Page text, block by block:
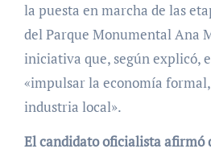
la puesta en marcha de las
del Parque Monumental Ana
iniciativa que, según explicó,
«impulsar la economía
industria local».
El candidato oficialista afirmó